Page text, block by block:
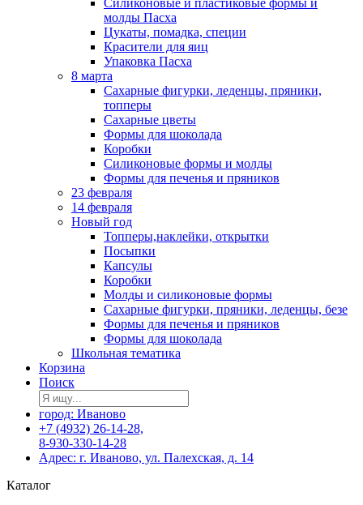
Силиконовые и пластиковые формы и
молды Пасха
Цукаты, помадка, специи
Красители для яиц
Упаковка Пасха
8 марта
Сахарные фигурки, леденцы, пряники,
топперы
Сахарные цветы
Формы для шоколада
Коробки
Силиконовые формы и молды
Формы для печенья и пряников
23 февраля
14 февраля
Новый год
Топперы,наклейки, открытки
Посыпки
Капсулы
Коробки
Молды и силиконовые формы
Сахарные фигурки, пряники, леденцы, безе
Формы для печенья и пряников
Формы для шоколада
Школьная тематика
Корзина
Поиск
город: Иваново
+7 (4932) 26-14-28,
8-930-330-14-28
Адрес: г. Иваново, ул. Палехская, д. 14
Каталог